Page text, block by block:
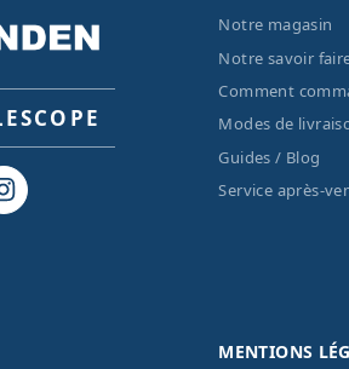
Notre magasin
Notre savoir
Comment
Modes de
Guides / Blog
Service après-
MENTIONS